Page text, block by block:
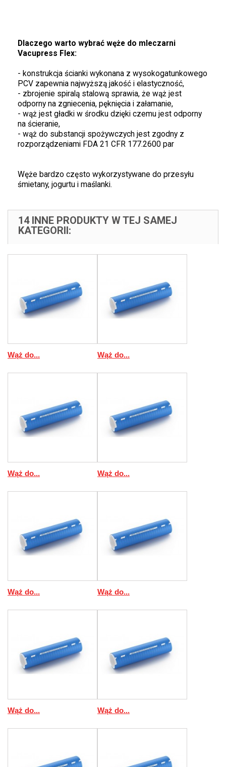
Dlaczego warto wybrać węże do mleczarni
Vacupress Flex:
- konstrukcja ścianki wykonana z wysokogatunkowego
PCV zapewnia najwyższą jakość i elastyczność,
- zbrojenie spiralą stalową sprawia, że wąż jest
odporny na zgniecenia, pęknięcia i załamanie,
- wąż jest gładki w środku dzięki czemu jest odporny
na ścieranie,
- wąż do substancji spożywczych jest zgodny z
rozporządzeniami FDA 21 CFR 177.2600 par
Węże bardzo często wykorzystywane do przesyłu
śmietany, jogurtu i maślanki.
14 INNE PRODUKTY W TEJ SAMEJ
KATEGORII:
Wąż do... Wąż do...
Wąż do... Wąż do...
Wąż do... Wąż do...
Wąż do... Wąż do...